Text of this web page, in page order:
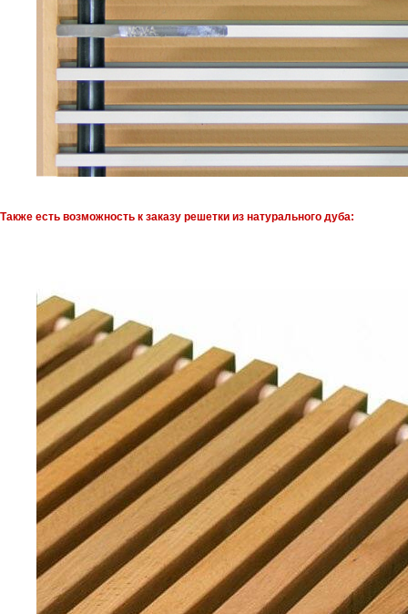
Также есть возможность к заказу решетки из натурального дуба: